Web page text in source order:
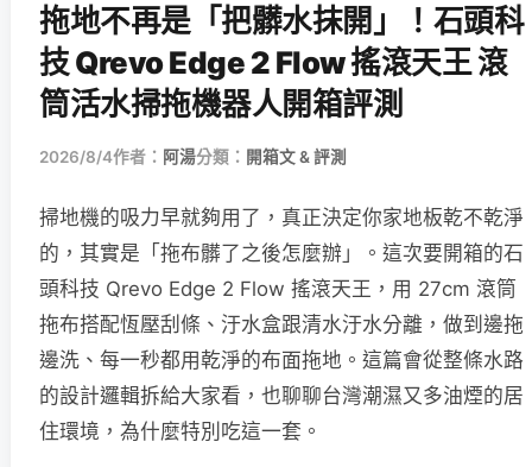
拖地不再是「把髒水抹開」！石頭科
技 Qrevo Edge 2 Flow 搖滾天王 滾
筒活水掃拖機器人開箱評測
2026/8/4作者： 阿湯分類： 開箱文 & 評測
掃地機的吸力早就夠用了，真正決定你家地板乾不乾淨
的，其實是「拖布髒了之後怎麼辦」。這次要開箱的石
頭科技 Qrevo Edge 2 Flow 搖滾天王，用 27cm 滾筒
拖布搭配恆壓刮條、汙水盒跟清水汙水分離，做到邊拖
邊洗、每一秒都用乾淨的布面拖地。這篇會從整條水路
的設計邏輯拆給大家看，也聊聊台灣潮濕又多油煙的居
住環境，為什麼特別吃這一套。